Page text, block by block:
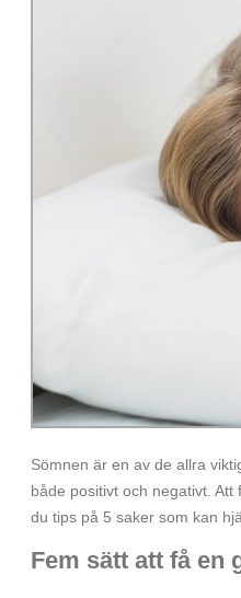
Sömnen är en av de allra
både positivt och negativt.
du tips på 5 saker som kan
Fem sätt att få en